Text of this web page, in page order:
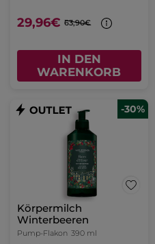
29,96€ 63,90€
IN DEN
WARENKORB
-30%
Körpermilch
Winterbeeren
Pump-Flakon 390 ml